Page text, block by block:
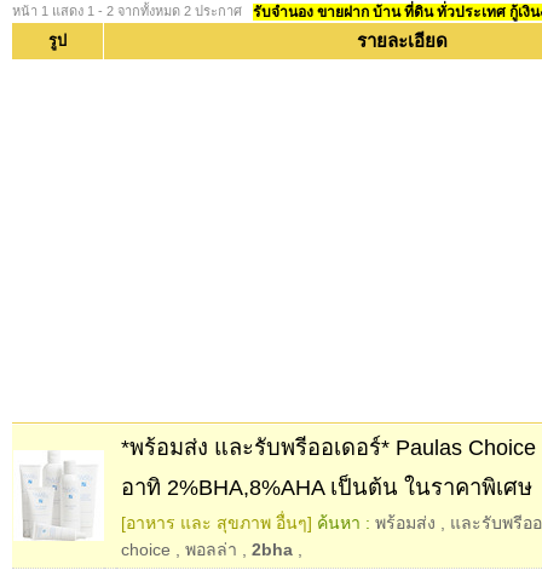
หน้า 1 แสดง 1 - 2 จากทั้งหมด 2 ประกาศ รับจำนอง ขายฝาก บ้าน ที่ดิน ทั่วประเทศ กู้เงิ
รูป รายละเอียด
*พร้อมส่ง และรับพรีออเดอร์* Paulas
อาทิ 2%BHA,8%AHA เป็นต้น ในราคาพิเศษ
[อาหาร และ สุขภาพ อื่นๆ] ค้นหา : พร้อมส่ง
และรับพรีอ
choice
พอลล่า 2bha